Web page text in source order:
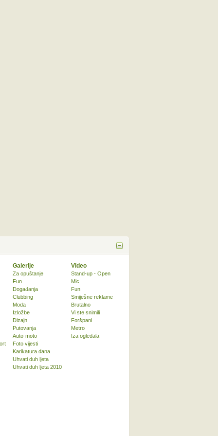
Galerije
Za opuštanje
Fun
Događanja
Clubbing
Moda
Izložbe
Dizajn
Putovanja
Auto-moto
Foto vijesti
Karikatura dana
Uhvati duh ljeta
Uhvati duh ljeta 2010
Video
Stand-up - Open
Mic
Fun
Smiješne reklame
Brutalno
Vi ste snimili
Foršpani
Metro
Iza ogledala